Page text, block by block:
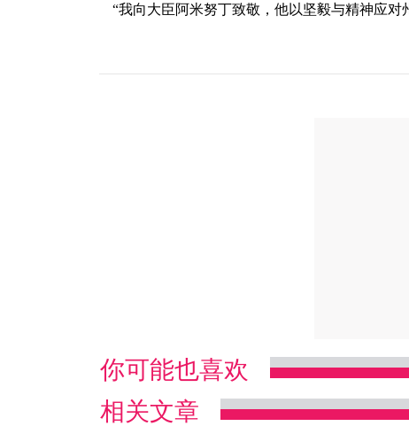
“我向大臣阿米努丁致敬，他以坚毅与精神应对
你可能也喜欢
相关文章